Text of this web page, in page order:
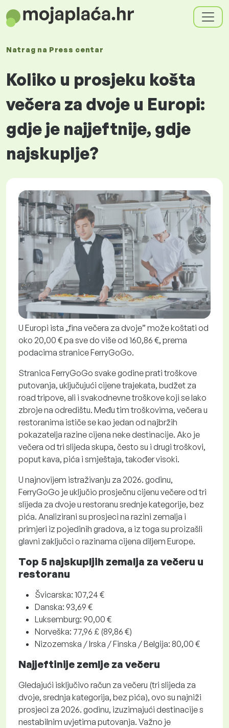
Natrag na Press centar
Koliko u prosjeku košta
večera za dvoje u Europi:
gdje je najjeftnije, gdje
najskuplje?
U Europi ista „fina večera za dvoje” može koštati od
oko 20,00 € pa sve do više od 160,86 €, prema
podacima stranice FerryGoGo.
Stranica FerryGoGo svake godine prati troškove
putovanja, uključujući cijene trajekata, budžet za
road tripove, ali i svakodnevne troškove koji se lako
zbroje na odredištu. Među tim troškovima, večera u
restoranima ističe se kao jedan od najbržih
pokazatelja razine cijena neke destinacije. Ako je
večera od tri slijeda skupa, često su i drugi troškovi,
poput kava, pića i smještaja, također visoki.
U najnovijem istraživanju za 2026. godinu,
FerryGoGo je uključio prosječnu cijenu večere od tri
slijeda za dvoje u restoranu srednje kategorije, bez
pića. Analizirani su prosjeci na razini zemalja i
primjeri iz pojedinih gradova, a iz toga su proizašli
glavni zaključci o razinama cijena diljem Europe.
Top 5 najskupljih zemalja za večeru u
restoranu
Švicarska: 107,24 €
Danska: 93,69 €
Luksemburg: 90,00 €
Norveška: 77,96 £ (89,86 €)
Nizozemska / Irska / Finska / Belgija: 80,00 €
Najjeftinije zemlje za večeru
Gledajući isključivo račun za večeru (tri slijeda za
dvoje, srednja kategorija, bez pića), ovo su najniži
prosjeci za 2026. godinu, izuzimajući destinacije s
nestabilnim uvjetima putovanja. Važno je